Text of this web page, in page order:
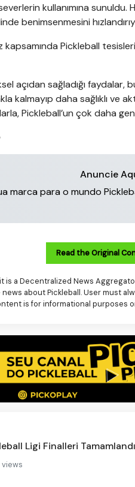
kullanımına
benimsenmesini
kapsamında Pickleball
açıdan sağladığı faydalar,
kalmayıp daha sağlıklı ve
Pickleball’un çok daha
Anuncie
marca para o mundo
Read the Original
is a Decentralized News
about Pickleball. User must
is for informational purposes
Ligi Finalleri Tamamlandı
views